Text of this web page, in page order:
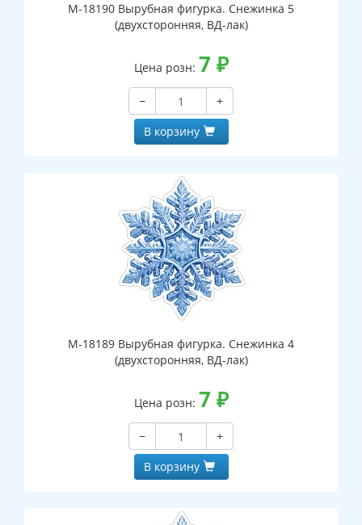
М-18190 Вырубная фигурка. Снежинка 5
(двухсторонняя, ВД-лак)
Цена розн: 7 ₽
−
+
В корзину
М-18189 Вырубная фигурка. Снежинка 4
(двухсторонняя, ВД-лак)
Цена розн: 7 ₽
−
+
В корзину